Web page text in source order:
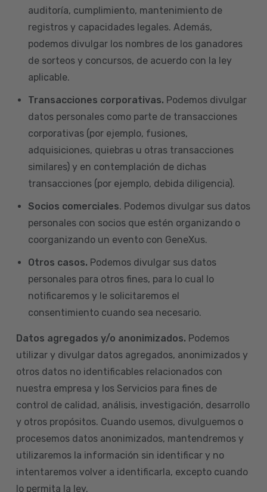
auditoría, cumplimiento, mantenimiento de
registros y capacidades legales. Además,
podemos divulgar los nombres de los ganadores
de sorteos y concursos, de acuerdo con la ley
aplicable.
Transacciones corporativas. Podemos divulgar
datos personales como parte de transacciones
corporativas (por ejemplo, fusiones,
adquisiciones, quiebras u otras transacciones
similares) y en contemplación de dichas
transacciones (por ejemplo, debida diligencia).
Socios comerciales. Podemos divulgar sus datos
personales con socios que estén organizando o
coorganizando un evento con GeneXus.
Otros casos. Podemos divulgar sus datos
personales para otros fines, para lo cual lo
notificaremos y le solicitaremos el
consentimiento cuando sea necesario.
Datos agregados y/o anonimizados. Podemos
utilizar y divulgar datos agregados, anonimizados y
otros datos no identificables relacionados con
nuestra empresa y los Servicios para fines de
control de calidad, análisis, investigación, desarrollo
y otros propósitos. Cuando usemos, divulguemos o
procesemos datos anonimizados, mantendremos y
utilizaremos la información sin identificar y no
intentaremos volver a identificarla, excepto cuando
lo permita la ley.